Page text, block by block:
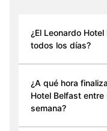
¿El Leonardo
todos los días?
¿A qué hora
Hotel Belfast
semana?